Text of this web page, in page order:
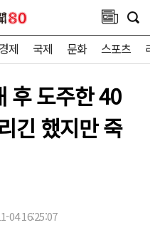
경제 국제 문화 스포츠
후 도주한 40
긴 했지만 죽
04 16:25:07